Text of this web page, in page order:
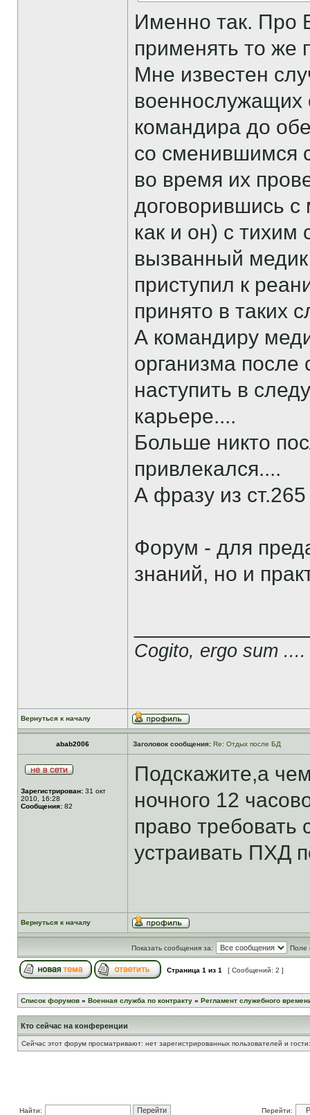
Именно так. Про
применять то же
Мне известен
военнослужащих
командира до
со сменившимся
во время их
договорившись с
как и он) с тихим
вызванный
приступил к
принято в таких
А командиру
организма после
наступить в
карьере....
Больше никто
привлекался....
А фразу из
Форум - для
знаний, но и
Cogito, ergo sum ....
Вернуться к началу
abab2006 Заголовок сообщения: Re: Отдых после БД
Зарегистрирован: 31 окт
2010, 16:28
Сообщения: 82
Подскажите,а
ночного 12
право требовать
устраивать ПХД
Вернуться к началу
Показать сообщения за: Поле
Страница 1 из 1 [ Сообщений: 2 ]
Список форумов » Военная служба по контракту » Регламент служебного
Кто сейчас на конференции
Сейчас этот форум просматривают: нет зарегистрированных пользователей и
Найти: Перейти: